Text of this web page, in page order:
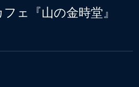
ェ『山の金時堂』